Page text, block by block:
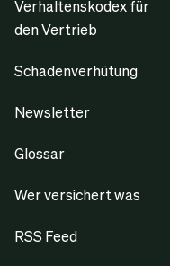
Verhaltenskodex für
den Vertrieb
Schadenverhütung
Newsletter
Glossar
Wer versichert was
RSS Feed